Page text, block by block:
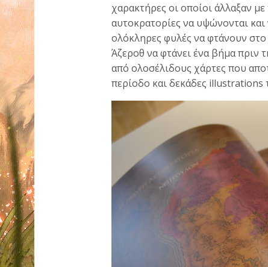
χαρακτήρες οι οποίοι άλλαξαν
αυτοκρατορίες να υψώνονται
ολόκληρες φυλές να φτάνουν
Άζεροθ να φτάνει ένα βήμα
από ολοσέλιδους χάρτες που
περίοδο και δεκάδες illustrations